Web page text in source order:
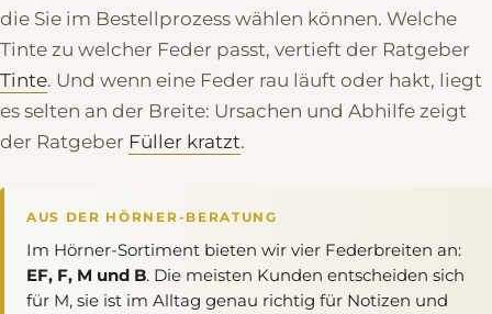
die Sie im Bestellprozess wählen können. Welche
Tinte zu welcher Feder passt, vertieft der Ratgeber
Tinte. Und wenn eine Feder rau läuft oder hakt, liegt
es selten an der Breite: Ursachen und Abhilfe zeigt
der Ratgeber Füller kratzt.
AUS DER HÖRNER-BERATUNG
Im Hörner-Sortiment bieten wir vier Federbreiten an:
EF, F, M und B. Die meisten Kunden entscheiden sich
für M, sie ist im Alltag genau richtig für Notizen und